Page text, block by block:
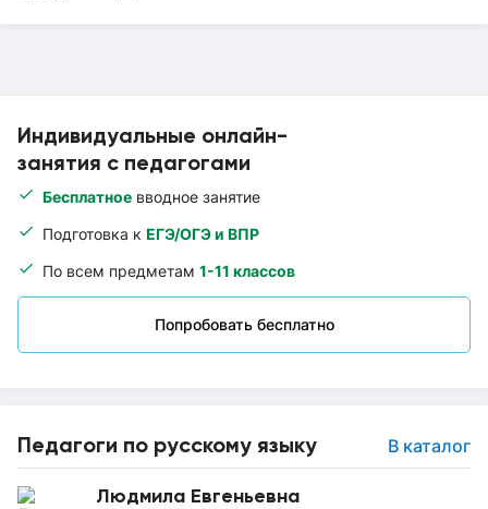
Индивидуальные онлайн-
занятия с педагогами
Бесплатное вводное занятие
Подготовка к ЕГЭ/ОГЭ и ВПР
По всем предметам 1-11 классов
Попробовать бесплатно
Педагоги по русскому языку В каталог
Людмила Евгеньевна